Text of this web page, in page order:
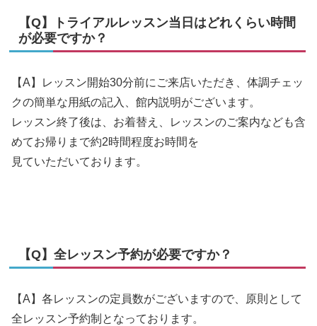
【Q】トライアルレッスン当日はどれくらい時間
が必要ですか？
【A】レッスン開始30分前にご来店いただき、体調チェッ
クの簡単な用紙の記入、館内説明がございます。
レッスン終了後は、お着替え、レッスンのご案内なども含
めてお帰りまで約2時間程度お時間を
見ていただいております。
【Q】全レッスン予約が必要ですか？
【A】各レッスンの定員数がございますので、原則として
全レッスン予約制となっております。